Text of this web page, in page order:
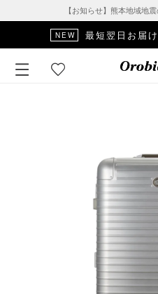
【お知らせ】熊本地域地
NEW 最短翌日お届